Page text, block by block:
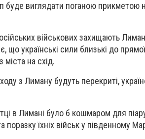
буде виглядати поганою прикметою
військових захищають
що українські сили близькі до
на схід.
з Лиману будуть перекриті,
в Лимані було б кошмаром для
їхніх військ у південному